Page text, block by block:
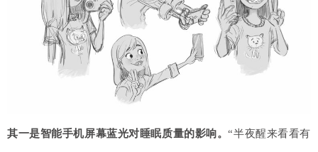
其一是智能手机屏幕蓝光对睡眠质量的影响。“半夜醒来看看有